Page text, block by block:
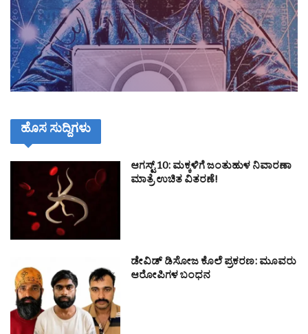
ಹೊಸ ಸುದ್ದಿಗಳು
ಆಗಸ್ಟ್ 10: ಮಕ್ಕಳಿಗೆ ಜಂತುಹುಳ ನಿವಾರಣಾ
ಮಾತ್ರೆ ಉಚಿತ ವಿತರಣೆ!
ಡೇವಿಡ್ ಡಿಸೋಜ ಕೊಲೆ ಪ್ರಕರಣ: ಮೂವರು
ಆರೋಪಿಗಳ ಬಂಧನ